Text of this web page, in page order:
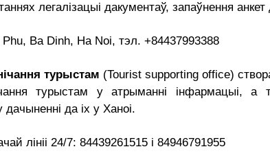
легалізацыі дакументаў, запаўнення
Ba Dinh, Ha Noi, тэл. +84437993388
турыстам (Tourist supporting office)
турыстам у атрыманні інфармацыі,
да іх у Ханоі.
лініі 24/7: 84439261515 і 84946791955